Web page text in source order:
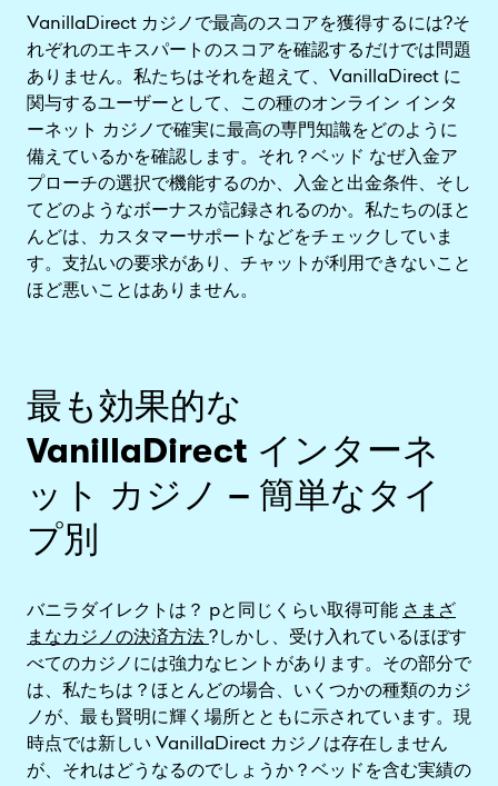
VanillaDirect カジノで最高のスコアを獲得するには?そ
れぞれのエキスパートのスコアを確認するだけでは問題
ありません。私たちはそれを超えて、VanillaDirect に
関与するユーザーとして、この種のオンライン インタ
ーネット カジノで確実に最高の専門知識をどのように
備えているかを確認します。それ？ベッド なぜ入金ア
プローチの選択で機能するのか、入金と出金条件、そし
てどのようなボーナスが記録されるのか。私たちのほと
んどは、カスタマーサポートなどをチェックしていま
す。支払いの要求があり、チャットが利用できないこと
ほど悪いことはありません。
最も効果的な
VanillaDirect インターネ
ット カジノ – 簡単なタイ
プ別
バニラダイレクトは？ pと同じくらい取得可能 さまざ
まなカジノの決済方法 ?しかし、受け入れているほぼす
べてのカジノには強力なヒントがあります。その部分で
は、私たちは？ほとんどの場合、いくつかの種類のカジ
ノが、最も賢明に輝く場所とともに示されています。現
時点では新しい VanillaDirect カジノは存在しません
が、それはどうなるのでしょうか？ベッドを含む実績の